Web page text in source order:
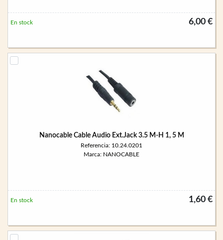
6,00 €
En stock
Nanocable Cable Audio Ext.Jack 3.5 M-H 1, 5 M
Referencia: 10.24.0201
Marca: NANOCABLE
1,60 €
En stock